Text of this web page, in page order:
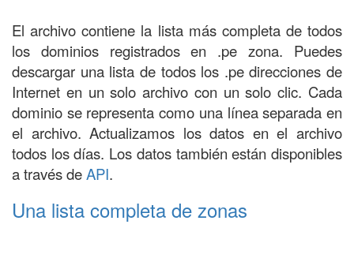
El archivo contiene la lista más completa de todos
los dominios registrados en .pe zona. Puedes
descargar una lista de todos los .pe direcciones de
Internet en un solo archivo con un solo clic. Cada
dominio se representa como una línea separada en
el archivo. Actualizamos los datos en el archivo
todos los días. Los datos también están disponibles
a través deAPI.
Una lista completa de zonas